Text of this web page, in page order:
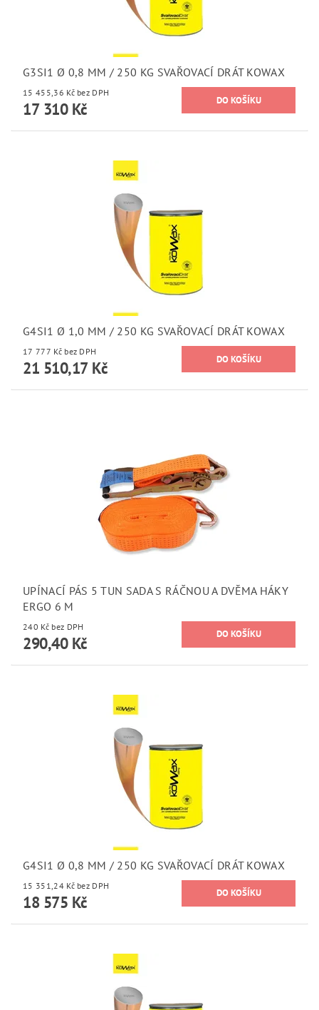
G3SI1 Ø 0,8 MM / 250 KG SVAŘOVACÍ DRÁT KOWAX
15 455,36 Kč bez DPH
17 310 Kč
G4SI1 Ø 1,0 MM / 250 KG SVAŘOVACÍ DRÁT KOWAX
17 777 Kč bez DPH
21 510,17 Kč
UPÍNACÍ PÁS 5 TUN SADA S RÁČNOU A DVĚMA HÁKY
ERGO 6 M
240 Kč bez DPH
290,40 Kč
G4SI1 Ø 0,8 MM / 250 KG SVAŘOVACÍ DRÁT KOWAX
15 351,24 Kč bez DPH
18 575 Kč